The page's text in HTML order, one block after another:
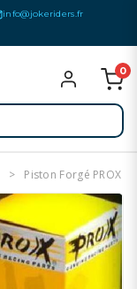
info@jokeriders.fr
0
Piston Forgé PROX